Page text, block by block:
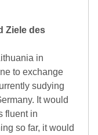
Ziele des
in
to exchange
sudying
It would
fluent in
so far, it would